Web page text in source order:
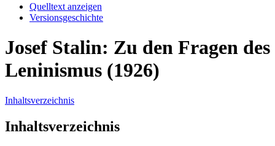
Quelltext anzeigen
Versionsgeschichte
Josef Stalin: Zu den Fragen des
Leninismus (1926)
Inhaltsverzeichnis
Inhaltsverzeichnis